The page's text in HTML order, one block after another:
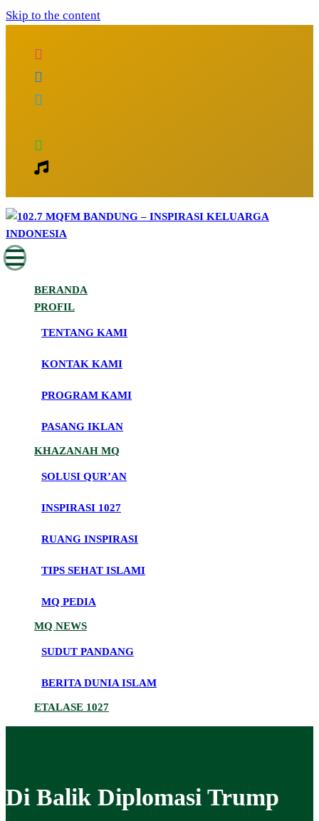
Skip to the content
102.7 MQFM Bandung – Inspirasi
Keluarga Indonesia
Inspirasi Keluarga Indonesia
BERANDA
PROFIL
TENTANG KAMI
KONTAK KAMI
PROGRAM KAMI
PASANG IKLAN
KHAZANAH MQ
SOLUSI QUR’AN
INSPIRASI 1027
RUANG INSPIRASI
TIPS SEHAT ISLAMI
MQ PEDIA
MQ NEWS
SUDUT PANDANG
BERITA DUNIA ISLAM
ETALASE 1027
Di Balik Diplomasi Trump